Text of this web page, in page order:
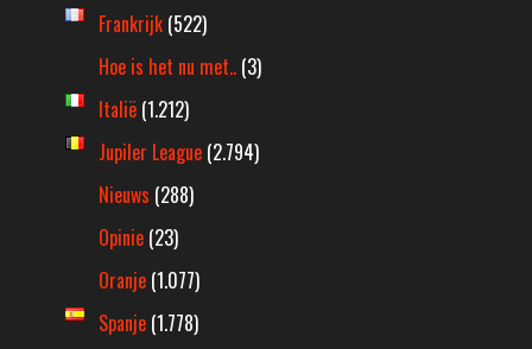
Frankrijk (522)
Hoe is het nu met.. (3)
Italië (1.212)
Jupiler League (2.794)
Nieuws (288)
Opinie (23)
Oranje (1.077)
Spanje (1.778)